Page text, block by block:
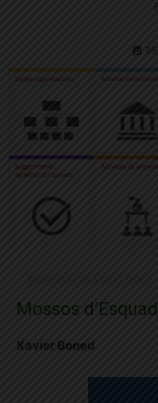
28
Mossos
Xavier Boned